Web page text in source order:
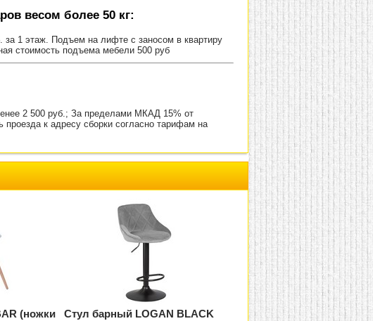
весом более 50 кг:
1 этаж. Подъем на лифте с заносом в квартиру
стоимость подъема мебели 500 руб
2 500 руб.; За пределами МКАД 15% от
к адресу сборки согласно тарифам на
(ножки
Стул барный LOGAN BLACK